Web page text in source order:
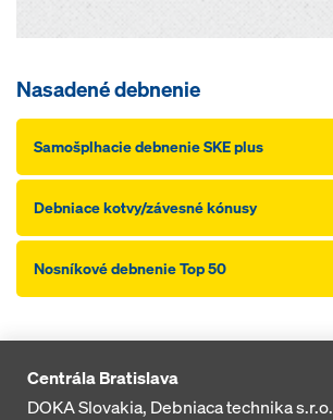
Nasadené debnenie
Samošplhacie debnenie SKE plus
Debniace kotvy/závesné kónusy
Nosníkové debnenie Top 50
Centrála Bratislava
DOKA Slovakia, Debniaca technika s.r.o.